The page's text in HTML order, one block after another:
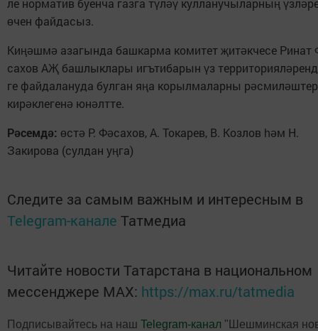
ле нор­ма­тив бу­ен­ча газ­га тү­ләү кул­ла­ну­чы­лар­ның үз­лә
өчен фай­да­сыз.
Ки­ңәш­мә аза­гын­да баш­кар­ма ко­ми­тет җи­тәк­че­се Ри­нат
са­хов АҖ баш­лык­ла­ры игъ­ти­ба­рын үз тер­ри­то­ри­я­лә­рен­д
ге фай­да­ла­ну­да бул­ган яңа ко­рыл­ма­лар­ны рәс­ми­ләш­те­р
ки­рәк­ле­ге­нә юнәлт­те.
Рәсемдә: өстә Р. Фәсахов, А. Токарев, В. Козлов һәм Н.
Закирова (сулдан уңга)
Следите за самым важным и интересным в
Telegram-канале Татмедиа
Читайте новости Татарстана в национальном
мессенджере MАХ: https://max.ru/tatmedia
Подписывайтесь на наш Telegram-канал "Шешминская